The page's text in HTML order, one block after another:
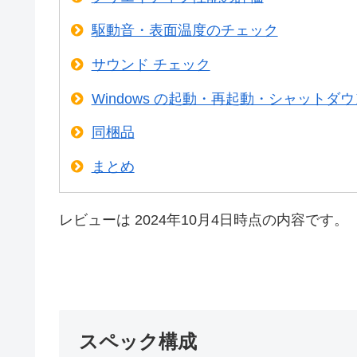
駆動音・表面温度のチェック
サウンド チェック
Windows の起動・再起動・シャットダウ
同梱品
まとめ
レビューは 2024年10月4日時点の内容です。
スペック構成